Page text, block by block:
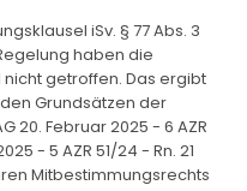
iSv. § 77 Abs. 3
haben die
getroffen. Das ergibt
Grundsätzen der
20. Februar 2025 - 6 AZR
- 5 AZR 51/24 - Rn. 21
Mitbestimmungsrechts